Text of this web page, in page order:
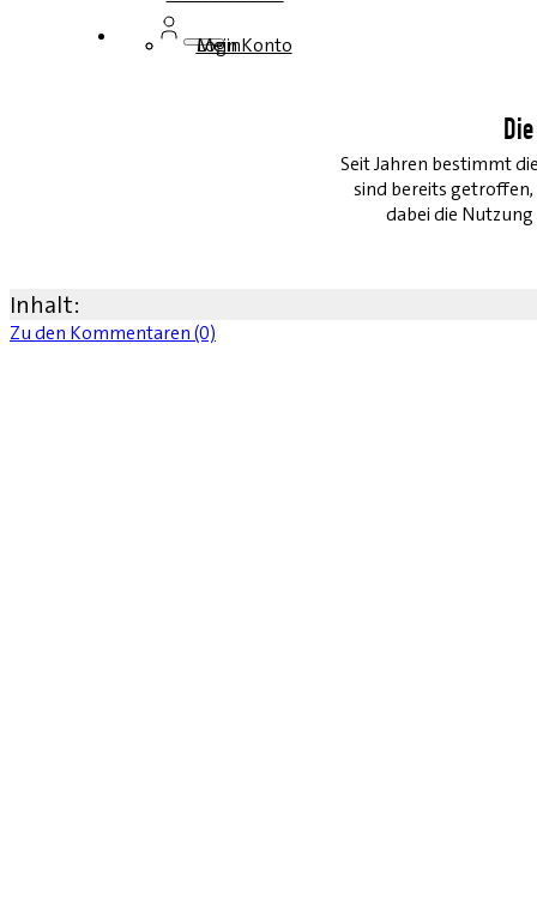
Login
Mein Konto
Seit Jahren bestimmt
sind bereits
dabei die
Inhalt:
Zu den Kommentaren (0)